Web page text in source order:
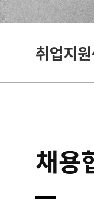
취업지
채용